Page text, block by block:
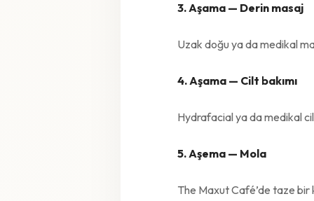
3. Aşama — Derin masaj
Uzak doğu ya da medikal
4. Aşama — Cilt bakımı
Hydrafacial ya da medikal
5. Aşema — Mola
The Maxut Café’de taze bir